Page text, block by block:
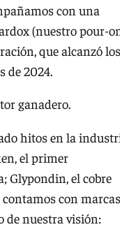
con una
(nuestro pour-
que alcanzó los
de 2024.
ganadero.
hitos en la
el primer
Glypondin, el cobre
con marcas
de nuestra visión: